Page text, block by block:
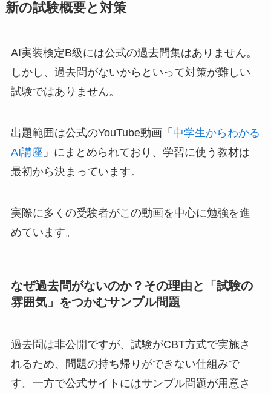
新の試験概要と対策
AI実装検定B級には公式の過去問集はありません。
しかし、過去問がないからといって対策が難しい
試験ではありません。
出題範囲は公式のYouTube動画「 中学生からわかる
AI講座 」にまとめられており、学習に使う教材は
最初から決まっています。
実際に多くの受験者がこの動画を中心に勉強を進
めています。
なぜ過去問がないのか？その理由と「試験の
雰囲気」をつかむサンプル問題
過去問は非公開ですが、試験がCBT方式で実施さ
れるため、問題の持ち帰りができない仕組みで
す。一方で公式サイトにはサンプル問題が用意さ